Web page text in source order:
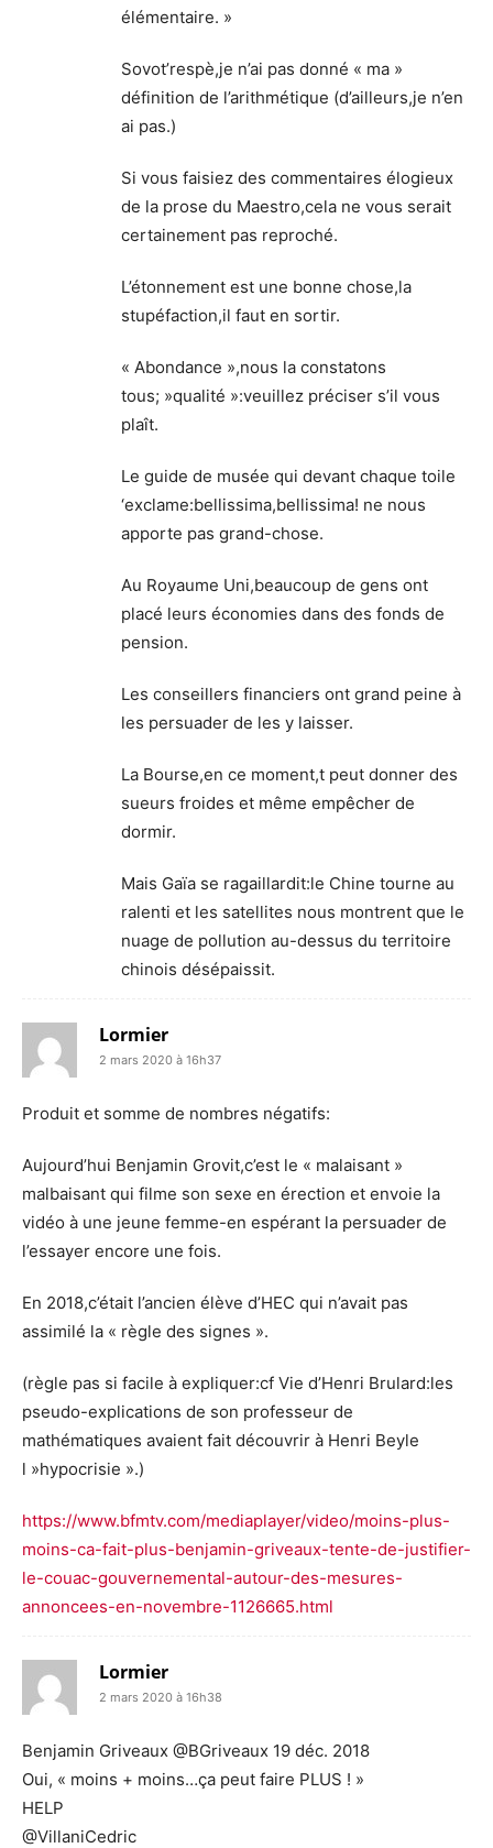
élémentaire. »
Sovot’respè,je n’ai pas donné « ma »
définition de l’arithmétique (d’ailleurs,je n’en
ai pas.)
Si vous faisiez des commentaires élogieux
de la prose du Maestro,cela ne vous serait
certainement pas reproché.
L’étonnement est une bonne chose,la
stupéfaction,il faut en sortir.
« Abondance »,nous la constatons
tous; »qualité »:veuillez préciser s’il vous
plaît.
Le guide de musée qui devant chaque toile
‘exclame:bellissima,bellissima! ne nous
apporte pas grand-chose.
Au Royaume Uni,beaucoup de gens ont
placé leurs économies dans des fonds de
pension.
Les conseillers financiers ont grand peine à
les persuader de les y laisser.
La Bourse,en ce moment,t peut donner des
sueurs froides et même empêcher de
dormir.
Mais Gaïa se ragaillardit:le Chine tourne au
ralenti et les satellites nous montrent que le
nuage de pollution au-dessus du territoire
chinois désépaissit.
Lormier
2 mars 2020 à 16h37
Produit et somme de nombres négatifs:
Aujourd’hui Benjamin Grovit,c’est le « malaisant »
malbaisant qui filme son sexe en érection et envoie la
vidéo à une jeune femme-en espérant la persuader de
l’essayer encore une fois.
En 2018,c’était l’ancien élève d’HEC qui n’avait pas
assimilé la « règle des signes ».
(règle pas si facile à expliquer:cf Vie d’Henri Brulard:les
pseudo-explications de son professeur de
mathématiques avaient fait découvrir à Henri Beyle
l »hypocrisie ».)
https://www.bfmtv.com/mediaplayer/video/moins-plus-
moins-ca-fait-plus-benjamin-griveaux-tente-de-justifier-
le-couac-gouvernemental-autour-des-mesures-
annoncees-en-novembre-1126665.html
Lormier
2 mars 2020 à 16h38
Benjamin Griveaux @BGriveaux 19 déc. 2018
Oui, « moins + moins…ça peut faire PLUS ! »
HELP
@VillaniCedric